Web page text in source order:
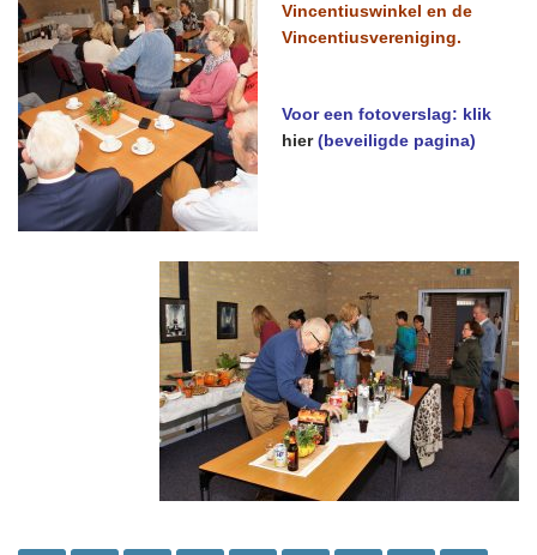
Vincentiuswinkel en de
Vincentiusvereniging.
Voor een fotoverslag: klik
hier(beveiligde pagina)